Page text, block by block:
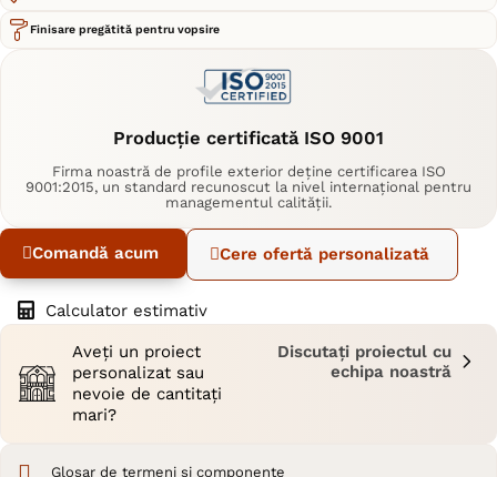
Finisare pregătită pentru vopsire
Producție certificată ISO 9001
Firma noastră de profile exterior deține certificarea ISO
9001:2015, un standard recunoscut la nivel internațional pentru
managementul calității.
Comandă acum Cere ofertă personalizată
Calculator estimativ
Aveți un proiect
personalizat sau
nevoie de cantitați
mari?
Discutați proiectul cu
echipa noastră
Glosar de termeni și componente